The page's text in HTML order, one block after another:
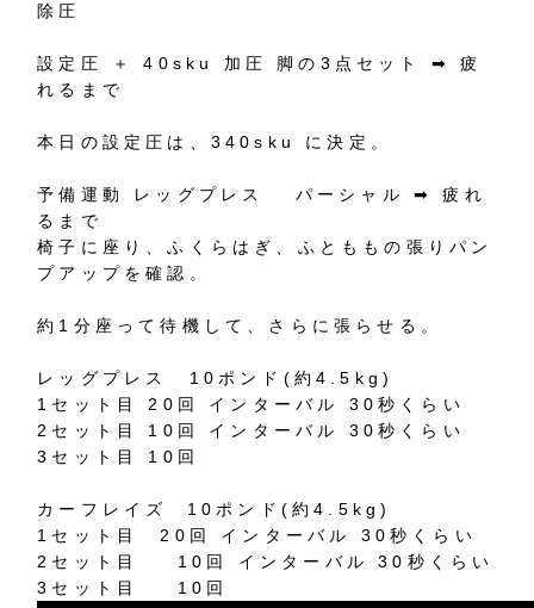
除圧
設定圧 ＋ 40sku 加圧 脚の 3 点セット ➡︎
疲
れるまで
本日の設定圧は、 340sku に決定。
予備運動 レッグプレス パーシャル ➡︎
疲れ
るまで
椅子に座り、ふくらはぎ、ふとももの張りパン
プアップを確認。
約 1 分座って待機して、さらに張らせる。
レッグプレス 10 ポンド ( 約4.5kg)
1 セット目 20 回 インターバル 30秒くらい
2 セット目 10 回 インターバル 30秒くらい
3 セット目 10 回
カーフレイズ 10 ポンド (約4.5kg)
1 セット目 20 回 インターバル 30秒くらい
2 セット目 10 回 インターバル 30 秒くらい
3 セット目 10 回